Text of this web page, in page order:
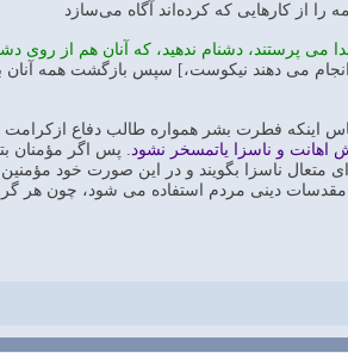
از كارهايى كه كرده‌اند آگاه مى‌سازد
می پرستند، دشنام ندهید، که آنان هم از روی
می دهند نیکوست،] سپس بازگشت همه آنان
اینکه فطرت بشر همواره طالب دفاع
و ناسزا یاتمسخر نشود. پس اگر مؤمنان
متعال ناسزا بگویند و در این صورت خود
دینی مردم استفاده می شود، چون هر